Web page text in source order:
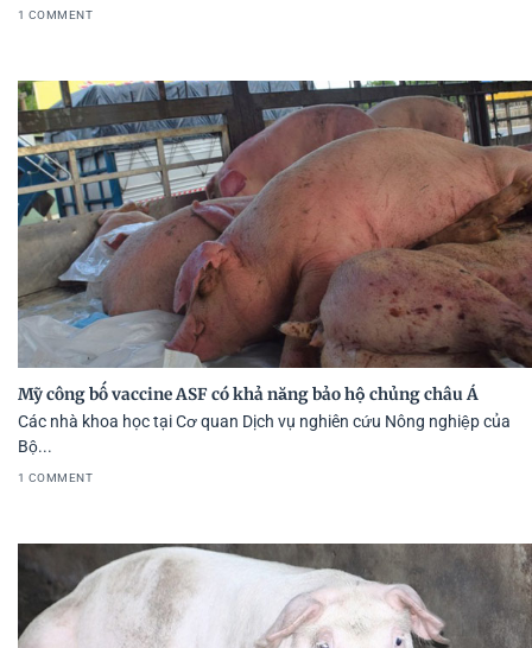
1 COMMENT
Mỹ công bố vaccine ASF có khả năng bảo hộ chủng châu Á
Các nhà khoa học tại Cơ quan Dịch vụ nghiên cứu Nông nghiệp của
Bộ...
1 COMMENT